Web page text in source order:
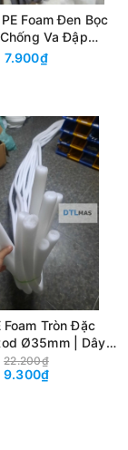
Foam Đen Bọc
Va Đập
| Tròn Xẻ Rãnh 1
7.900₫
Foam Tròn Đặc
Ø35mm | Dây
Khe, Tạo Hình
& May
22.200₫
9.300₫